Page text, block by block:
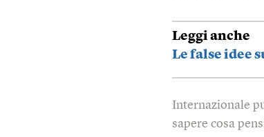
Leggi anche
Le false idee
Internazionale
sapere cosa